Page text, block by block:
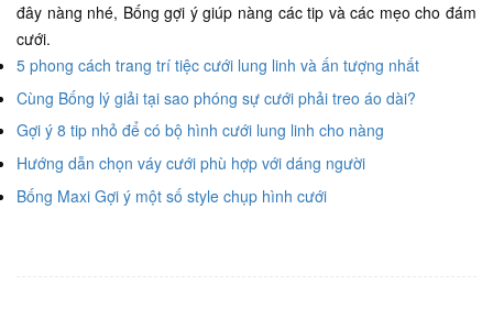
đây nàng nhé, Bống gợi ý giúp nàng các tip và các mẹo cho đám
cưới.
5 phong cách trang trí tiệc cưới lung linh và ấn tượng nhất
Cùng Bống lý giải tại sao phóng sự cưới phải treo áo dài?
Gợi ý 8 tip nhỏ để có bộ hình cưới lung linh cho nàng
Hướng dẫn chọn váy cưới phù hợp với dáng người
Bống Maxi Gợi ý một số style chụp hình cưới